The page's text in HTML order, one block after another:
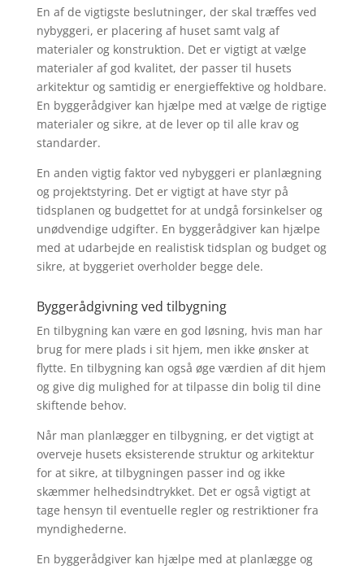
En af de vigtigste beslutninger, der skal træffes ved
nybyggeri, er placering af huset samt valg af
materialer og konstruktion. Det er vigtigt at vælge
materialer af god kvalitet, der passer til husets
arkitektur og samtidig er energieffektive og holdbare.
En byggerådgiver kan hjælpe med at vælge de rigtige
materialer og sikre, at de lever op til alle krav og
standarder.
En anden vigtig faktor ved nybyggeri er planlægning
og projektstyring. Det er vigtigt at have styr på
tidsplanen og budgettet for at undgå forsinkelser og
unødvendige udgifter. En byggerådgiver kan hjælpe
med at udarbejde en realistisk tidsplan og budget og
sikre, at byggeriet overholder begge dele.
Byggerådgivning ved tilbygning
En tilbygning kan være en god løsning, hvis man har
brug for mere plads i sit hjem, men ikke ønsker at
flytte. En tilbygning kan også øge værdien af dit hjem
og give dig mulighed for at tilpasse din bolig til dine
skiftende behov.
Når man planlægger en tilbygning, er det vigtigt at
overveje husets eksisterende struktur og arkitektur
for at sikre, at tilbygningen passer ind og ikke
skæmmer helhedsindtrykket. Det er også vigtigt at
tage hensyn til eventuelle regler og restriktioner fra
myndighederne.
En byggerådgiver kan hjælpe med at planlægge og